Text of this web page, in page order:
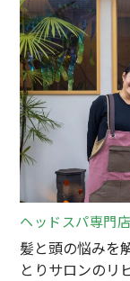
ヘッドスパ専門
髪と頭の悩みを
とりサロンのリ